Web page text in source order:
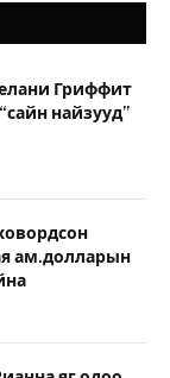
Гриффит
найзууд”
ам.долларын